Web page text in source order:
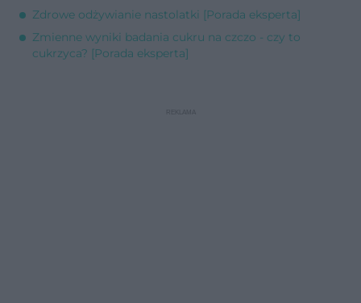
Zdrowe odżywianie nastolatki [Porada eksperta]
Zmienne wyniki badania cukru na czczo - czy to
cukrzyca? [Porada eksperta]